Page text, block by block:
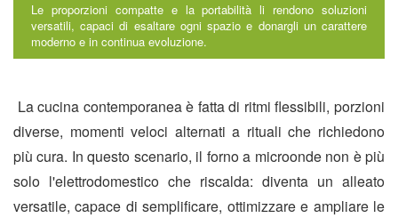
Le proporzioni compatte e la portabilità li rendono soluzioni
versatili, capaci di esaltare ogni spazio e donargli un carattere
moderno e in continua evoluzione.
La cucina contemporanea è fatta di ritmi flessibili, porzioni
diverse, momenti veloci alternati a rituali che richiedono
più cura. In questo scenario, il forno a microonde non è più
solo l'elettrodomestico che riscalda: diventa un alleato
versatile, capace di semplificare, ottimizzare e ampliare le